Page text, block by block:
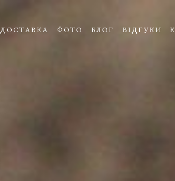
ДОСТАВКА ФОТО БЛОГ ВІДГУКИ